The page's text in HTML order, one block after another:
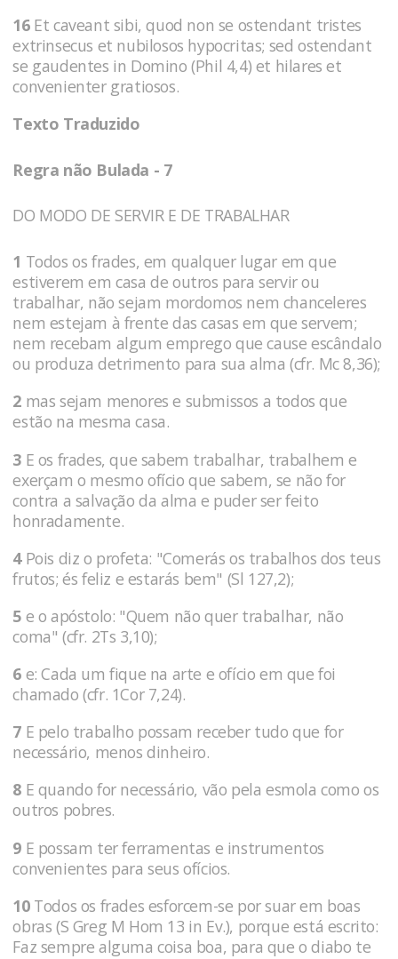
16Et caveant sibi, quod non se ostendant tristes
extrinsecus et nubilosos hypocritas; sed ostendant
se gaudentes in Domino (Phil 4,4) et hilares et
convenienter gratiosos.
Texto Traduzido
Regra não Bulada - 7
DO MODO DE SERVIR E DE TRABALHAR
1 Todos os frades, em qualquer lugar em que
estiverem em casa de outros para servir ou
trabalhar, não sejam mordomos nem chanceleres
nem estejam à frente das casas em que servem;
nem recebam algum emprego que cause escândalo
ou produza detrimento para sua alma (cfr. Mc 8,36);
2 mas sejam menores e submissos a todos que
estão na mesma casa.
3 E os frades, que sabem trabalhar, trabalhem e
exerçam o mesmo ofício que sabem, se não for
contra a salvação da alma e puder ser feito
honradamente.
4Pois diz o profeta: "Comerás os trabalhos dos teus
frutos; és feliz e estarás bem" (Sl 127,2);
5 e o apóstolo: "Quem não quer trabalhar, não
coma" (cfr. 2Ts 3,10);
6 e: Cada um fique na arte e ofício em que foi
chamado (cfr. 1Cor 7,24).
7 E pelo trabalho possam receber tudo que for
necessário, menos dinheiro.
8 E quando for necessário, vão pela esmola como os
outros pobres.
9 E possam ter ferramentas e instrumentos
convenientes para seus ofícios.
10Todos os frades esforcem-se por suar em boas
obras (S Greg M Hom 13 in Ev.), porque está escrito:
Faz sempre alguma coisa boa, para que o diabo te